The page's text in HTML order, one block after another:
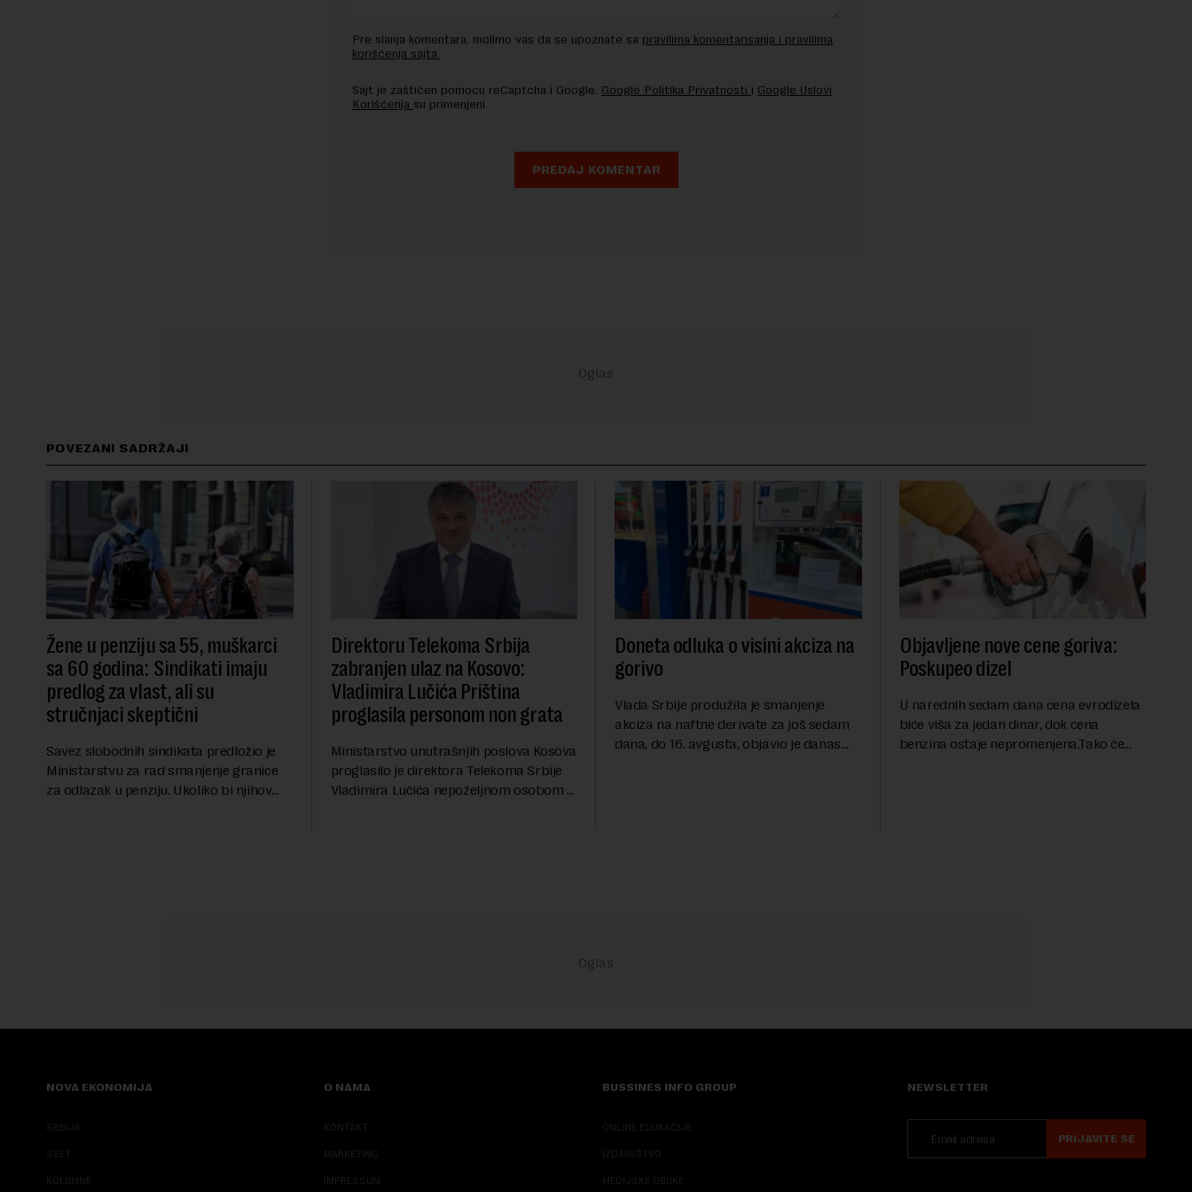
Pre slanja komentara, molimo vas da se upoznate sa pravilima komentarisanja i pravilima
korišćenja sajta.
Sajt je zaštićen pomocu reCaptcha i Google. Google Politika Privatnosti i Google Uslovi
Korišćenja su primenjeni.
POVEZANI SADRŽAJI
Žene u penziju sa 55, muškarci
sa 60 godina: Sindikati imaju
predlog za vlast, ali su
stručnjaci skeptični
Savez slobodnih sindikata predložio je
Ministarstvu za rad smanjenje granice
za odlazak u penziju. Ukoliko bi njihov
Direktoru Telekoma Srbija
zabranjen ulaz na Kosovo:
Vladimira Lučića Priština
proglasila personom non grata
Ministarstvo unutrašnjih poslova Kosova
proglasilo je direktora Telekoma Srbije
Vladimira Lučića nepoželjnom osobom i
Doneta odluka o visini akciza na
gorivo
Vlada Srbije produžila je smanjenje
akciza na naftne derivate za još sedam
dana, do 16. avgusta, objavio je danas
Objavljene nove cene goriva:
Poskupeo dizel
U narednih sedam dana cena evrodizela
biće viša za jedan dinar, dok cena
benzina ostaje nepromenjena.Tako će
NOVA EKONOMIJA
SRBIJA
SVET
KOLUMNE
O NAMA
KONTAKT
MARKETING
IMPRESSUM
BUSSINES INFO GROUP
ONLINE EDUKACIJE
IZDAVAŠTVO
MEDIJSKE OBUKE
NEWSLETTER
PRIJAVITE SE